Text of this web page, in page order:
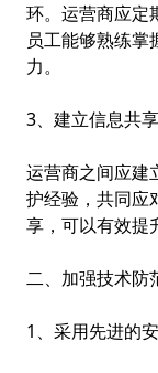
环。运营商应定
员工能够熟练
力。
3、建立信息共
运营商之间应建
护经验，共同应
享，可以有效提
二、加强技术防
1、采用先进的